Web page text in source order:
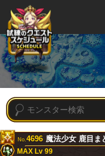
No.4696 魔法少女 鹿目ま
MAX Lv 99